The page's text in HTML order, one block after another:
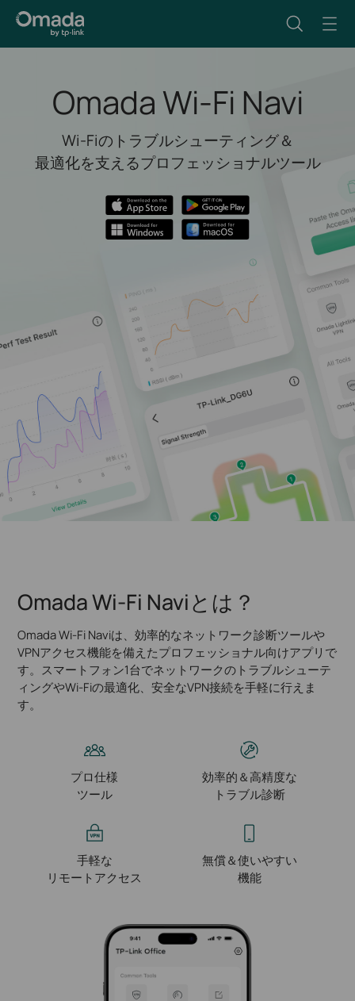
Omada Wi-Fi Navi
Wi-Fiのトラブルシューティング＆
最適化を支えるプロフェッショナルツール
Omada Wi-Fi Naviとは？
Omada Wi-Fi Naviは、効率的なネットワーク診断ツールや
VPNアクセス機能を備えたプロフェッショナル向けアプリで
す。スマートフォン1台でネットワークのトラブルシューテ
ィングやWi-Fiの最適化、安全なVPN接続を手軽に行えま
す。
プロ仕様
ツール
効率的＆高精度な
トラブル診断
手軽な
リモートアクセス
無償＆使いやすい
機能